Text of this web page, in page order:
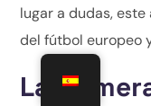
lugar a dudas,
del fútbol europeo
La